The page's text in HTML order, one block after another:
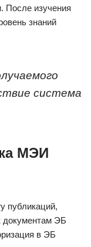
После изучения
знаний
система
МЭИ
публикаций,
документам ЭБ
в ЭБ